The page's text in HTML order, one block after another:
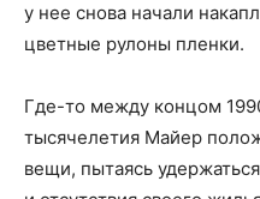
у нее снова начали
цветные рулоны пленки.
Где-то между концом
тысячелетия Майер
вещи, пытаясь